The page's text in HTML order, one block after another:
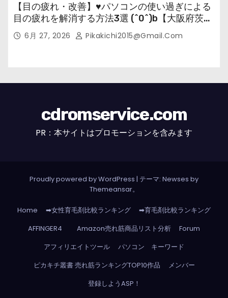
【目の疲れ・改善】♥パソコンの使い過ぎによる
目の疲れを解消する方法3選 (^0^)b【大阪府茨木
市の女性・美容鍼灸・整体師が教えます。】
6月 27, 2026 Pikakichi2015@gmail.com
cdromservice.com
PR：本サイトはプロモーションを含みます
Proudly powered by WordPress | テーマ: Newses by
Themeansar。
Home ➡女性育毛剤比較ランキング
➡育毛剤比較ランキング
AFFINGER4
Amazon売れ筋商品リスト分析
Forum
アフィリエイトツール
パソコン キーワード
ピカキチ叢書 売れ筋ランキングTOP10作品
メンバー
登録しようASP！